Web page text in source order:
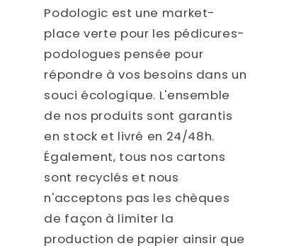
Podologic est une market-
place verte pour les pédicures-
podologues pensée pour
répondre à vos besoins dans un
souci écologique. L'ensemble
de nos produits sont garantis
en stock et livré en 24/48h.
Également, tous nos cartons
sont recyclés et nous
n'acceptons pas les chèques
de façon à limiter la
production de papier ainsir que